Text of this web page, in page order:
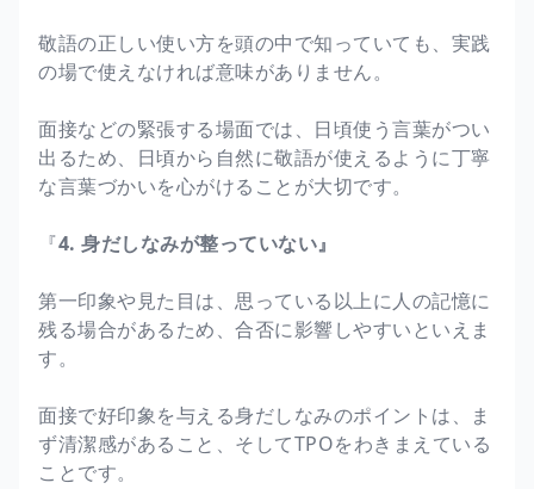
敬語の正しい使い方を頭の中で知っていても、実践
の場で使えなければ意味がありません。
面接などの緊張する場面では、日頃使う言葉がつい
出るため、日頃から自然に敬語が使えるように丁寧
な言葉づかいを心がけることが大切です。
『4. 身だしなみが整っていない』
第一印象や見た目は、思っている以上に人の記憶に
残る場合があるため、合否に影響しやすいといえま
す。
面接で好印象を与える身だしなみのポイントは、ま
ず清潔感があること、そしてTPOをわきまえている
ことです。